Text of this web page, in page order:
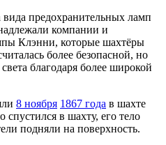
предохранительных ламп
компании и
Клэнни, которые шахтёры
более безопасной, но
благодаря более широкой
8 ноября 1867 года в шахте
в шахту, его тело
подняли на поверхность.